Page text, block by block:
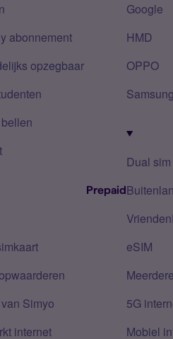
abonnement
opzegbaar
Prepaid
Simyo
internet
Google
HMD
OPPO
Samsung
Dual sim
eSIM
5G
Mobiel